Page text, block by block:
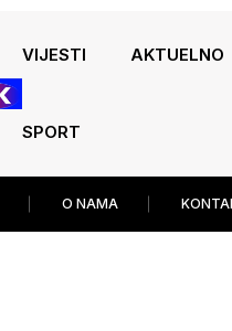
VIJESTI AKTUELNO
SPORT
O NAMA